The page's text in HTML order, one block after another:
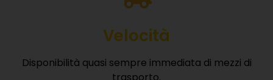
Velocità
Disponibilità quasi sempre immediata di mezzi di